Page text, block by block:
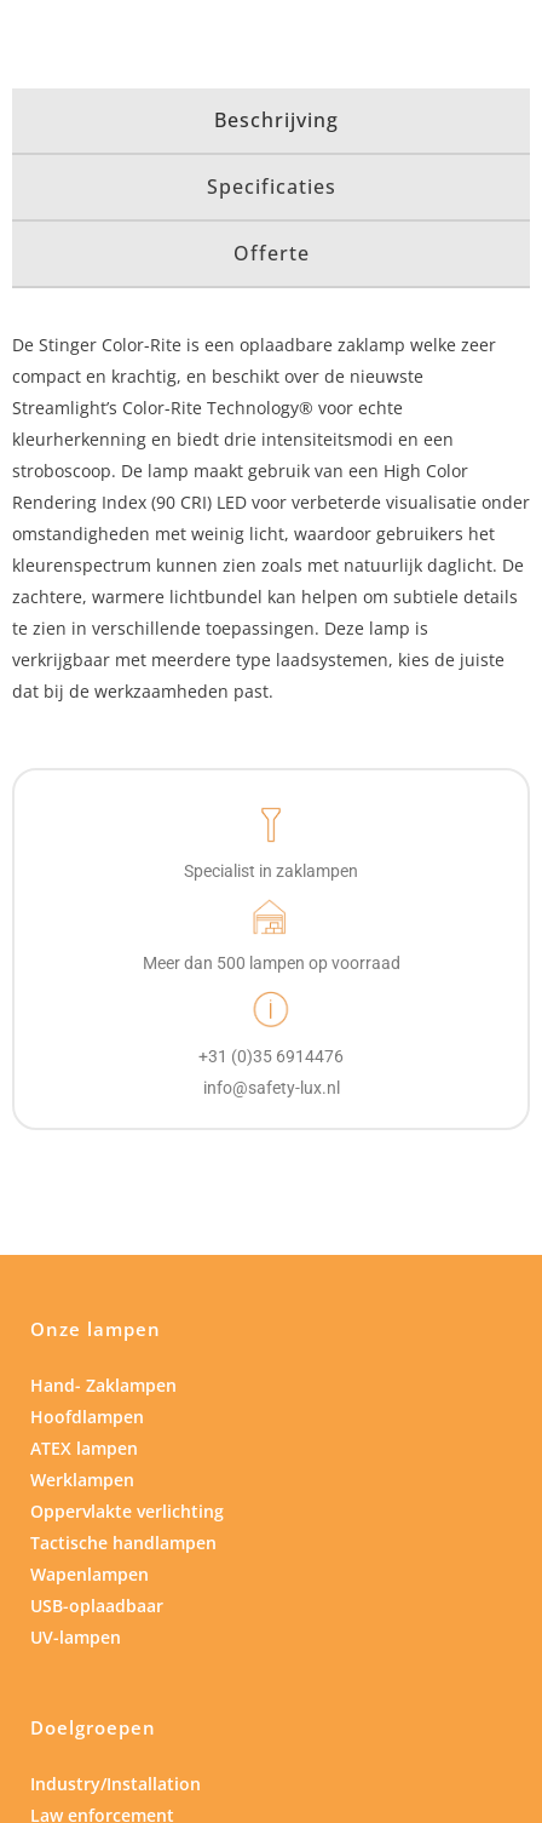
Beschrijving
Specificaties
Offerte
De Stinger Color-Rite is een oplaadbare zaklamp welke zeer
compact en krachtig, en beschikt over de nieuwste
Streamlight’s Color-Rite Technology® voor echte
kleurherkenning en biedt drie intensiteitsmodi en een
stroboscoop. De lamp maakt gebruik van een High Color
Rendering Index (90 CRI) LED voor verbeterde visualisatie onder
omstandigheden met weinig licht, waardoor gebruikers het
kleurenspectrum kunnen zien zoals met natuurlijk daglicht. De
zachtere, warmere lichtbundel kan helpen om subtiele details
te zien in verschillende toepassingen. Deze lamp is
verkrijgbaar met meerdere type laadsystemen, kies de juiste
dat bij de werkzaamheden past.
Specialist in zaklampen
Meer dan 500 lampen op voorraad
+31 (0)35 6914476
info@safety-lux.nl
Onze lampen
Hand- Zaklampen
Hoofdlampen
ATEX lampen
Werklampen
Oppervlakte verlichting
Tactische handlampen
Wapenlampen
USB-oplaadbaar
UV-lampen
Doelgroepen
Industry/Installation
Law enforcement